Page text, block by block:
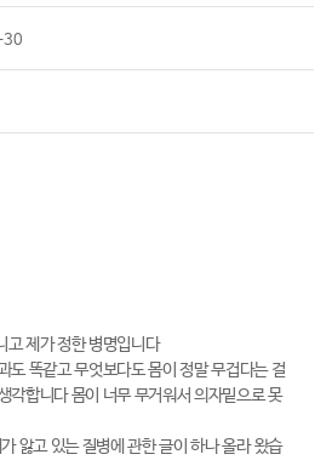
고 제가 정한 병명입니다
도 똑같고 무엇보다도 몸이 정말 무겁다는 걸
각합니다 몸이 너무 무거워서 의자밑으로 못
앓고 있는 질병에 관한 글이 하나 올라 왔습